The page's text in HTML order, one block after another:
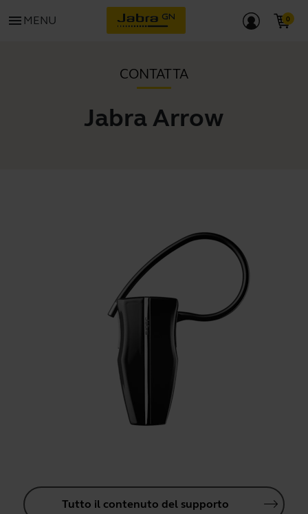
menu MENU
CONTATTA
Jabra Arrow
Tutto il contenuto del supporto